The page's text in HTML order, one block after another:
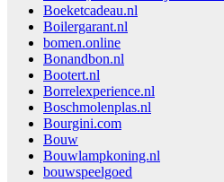
Boeketcadeau.nl
Boilergarant.nl
bomen.online
Bonandbon.nl
Bootert.nl
Borrelexperience.nl
Boschmolenplas.nl
Bourgini.com
Bouw
Bouwlampkoning.nl
bouwspeelgoed